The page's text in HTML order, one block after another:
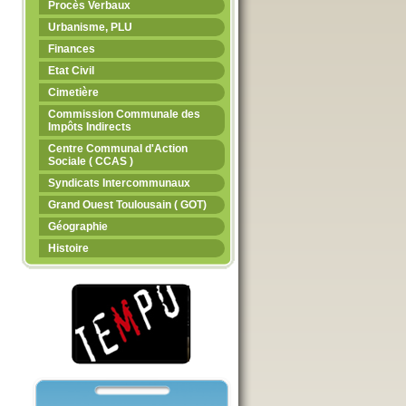
Procès Verbaux
Urbanisme, PLU
Finances
Etat Civil
Cimetière
Commission Communale des
Impôts Indirects
Centre Communal d'Action
Sociale ( CCAS )
Syndicats Intercommunaux
Grand Ouest Toulousain ( GOT)
Géographie
Histoire